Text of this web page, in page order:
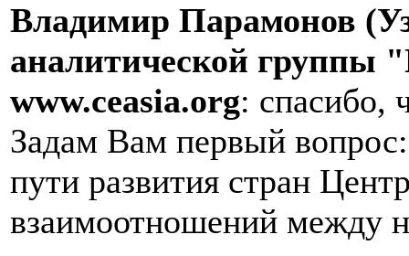
Владимир Парамонов
аналитической группы
www.ceasia.org: спасибо,
Задам Вам первый
пути развития стран
взаимоотношений между